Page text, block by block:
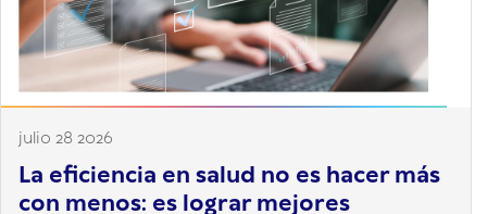
julio 28 2026
La eficiencia en salud no es hacer más
con menos: es lograr mejores